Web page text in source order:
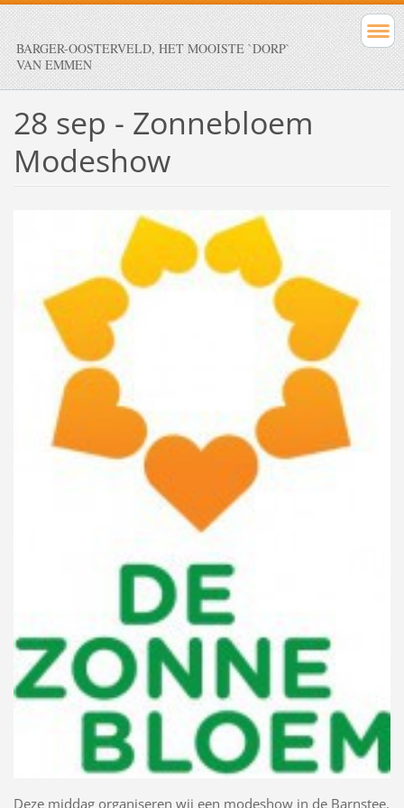
BARGER-OOSTERVELD, HET MOOISTE `DORP`
VAN EMMEN
28 sep - Zonnebloem
Modeshow
Deze middag organiseren wij een modeshow in de Barnstee.